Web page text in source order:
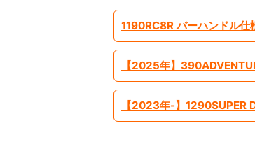
1190RC8R バーハンドル仕